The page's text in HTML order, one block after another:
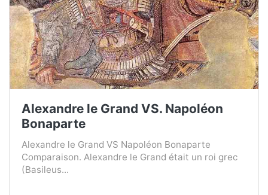
Alexandre le Grand VS. Napoléon
Bonaparte
Alexandre le Grand VS Napoléon Bonaparte
Comparaison. Alexandre le Grand était un roi grec
(Basileus...